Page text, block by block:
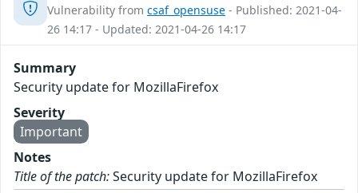
Vulnerability from csaf_opensuse - Published: 2021-04-
26 14:17 - Updated: 2021-04-26 14:17
Summary
Security update for MozillaFirefox
Severity
Important
Notes
Title of the patch:Security update for MozillaFirefox